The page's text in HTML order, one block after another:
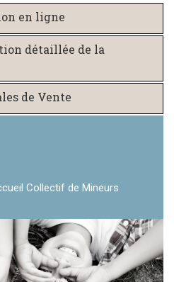
en ligne
détaillée de la
de Vente
Collectif de Mineurs